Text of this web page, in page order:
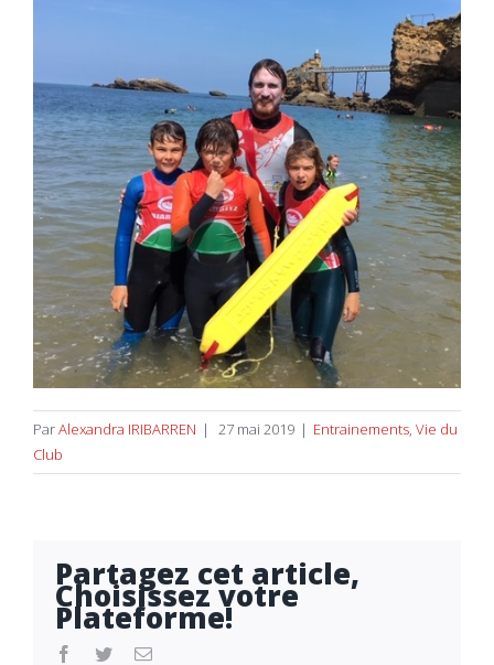
ParAlexandra IRIBARREN | 27 mai 2019 | Entrainements, Vie du
Club
Partagez cet article,
Choisissez votre
Plateforme!
facebook
twitterEmail